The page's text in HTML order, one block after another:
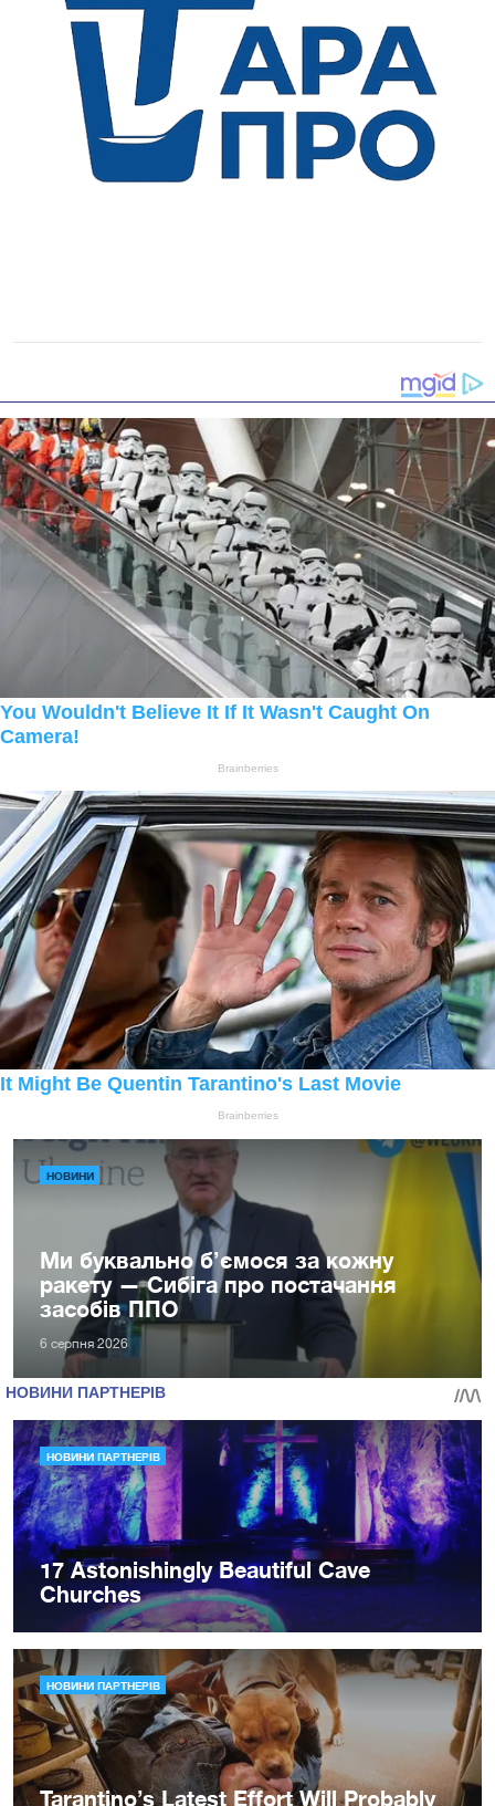
НОВИНИ
Ми буквально б’ємося за кожну
ракету — Сибіга про постачання
засобів ППО
6 серпня 2026